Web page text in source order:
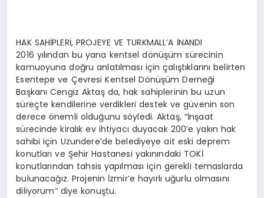
HAK SAHİPLERİ, PROJEYE VE TURKMALL’A İNANDI
2016 yılından bu yana kentsel dönüşüm sürecinin
kamuoyuna doğru anlatılması için çalıştıklarını belirten
Esentepe ve Çevresi Kentsel Dönüşüm Derneği
Başkanı Cengiz Aktaş da, hak sahiplerinin bu uzun
süreçte kendilerine verdikleri destek ve güvenin son
derece önemli olduğunu söyledi. Aktaş, “İnşaat
sürecinde kiralık ev ihtiyacı duyacak 200’e yakın hak
sahibi için Uzundere’de belediyeye ait eski deprem
konutları ve Şehir Hastanesi yakınındaki TOKİ
konutlarından tahsis yapılması için gerekli temaslarda
bulunacağız. Projenin İzmir’e hayırlı uğurlu olmasını
diliyorum” diye konuştu.